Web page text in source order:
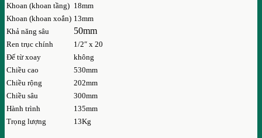
Khoan (khoan tầng) 18mm
Khoan (khoan xoắn) 13mm
Khả năng sâu
50mm
Ren trục chính
1/2″ x 20
Đế từ xoay
không
Chiều cao
530mm
Chiều rộng
202mm
Chiều sâu
300mm
Hành trình
135mm
Trọng lượng
13Kg